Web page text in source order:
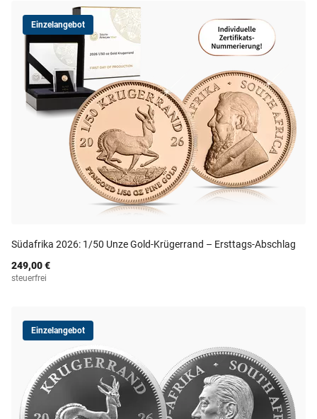
Einzelangebot
Südafrika 2026: 1/50 Unze Gold-Krügerrand – Ersttags-Abschlag
249,00 €
steuerfrei
Einzelangebot